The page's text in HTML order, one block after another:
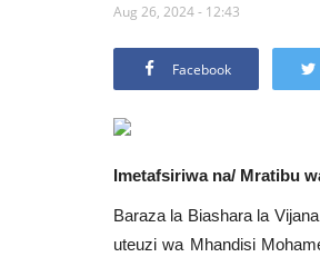
Aug 26, 2024 - 12:43
Facebook
Imetafsiriwa na/ Mratibu
Baraza la Biashara la
uteuzi wa Mhandisi